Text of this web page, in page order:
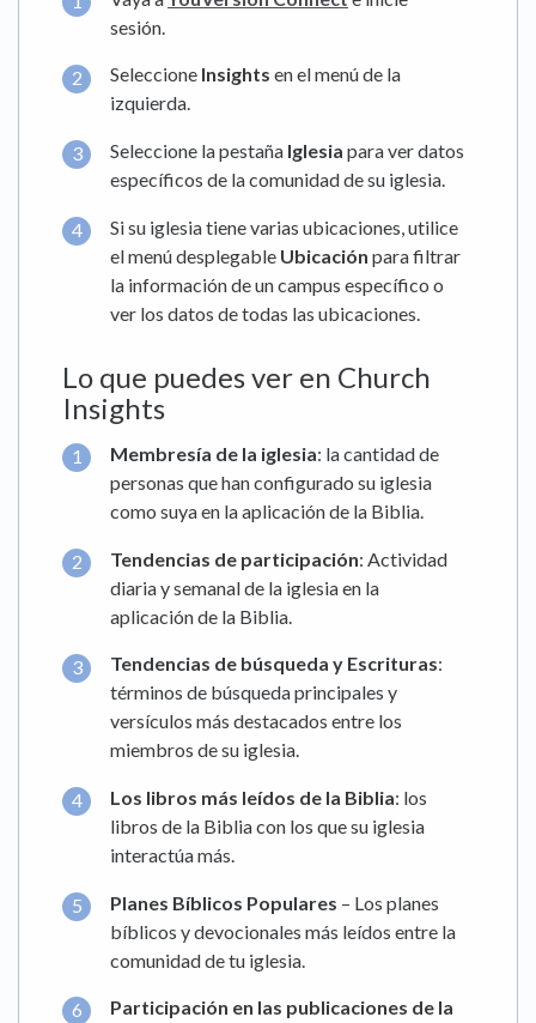
sesión.
Seleccione Insights en el menú de la
izquierda.
Seleccione la pestaña Iglesia para ver datos
específicos de la comunidad de su iglesia.
Si su iglesia tiene varias ubicaciones, utilice
el menú desplegable Ubicación para filtrar
la información de un campus específico o
ver los datos de todas las ubicaciones.
Lo que puedes ver en Church
Insights
Membresía de la iglesia: la cantidad de
personas que han configurado su iglesia
como suya en la aplicación de la Biblia.
Tendencias de participación: Actividad
diaria y semanal de la iglesia en la
aplicación de la Biblia.
Tendencias de búsqueda y Escrituras:
términos de búsqueda principales y
versículos más destacados entre los
miembros de su iglesia.
Los libros más leídos de la Biblia: los
libros de la Biblia con los que su iglesia
interactúa más.
Planes Bíblicos Populares – Los planes
bíblicos y devocionales más leídos entre la
comunidad de tu iglesia.
Participación en las publicaciones de la